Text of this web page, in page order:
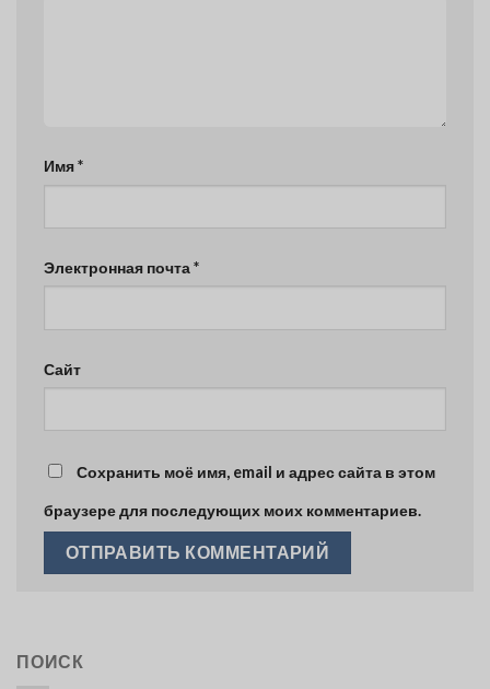
Имя*
Электронная почта*
Сайт
Сохранить моё имя, email и адрес сайта в этом
браузере для последующих моих комментариев.
ПОИСК